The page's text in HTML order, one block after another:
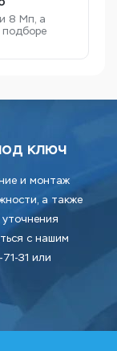
8 Мп, а
ключ
и монтаж
а также
с нашим
31 или